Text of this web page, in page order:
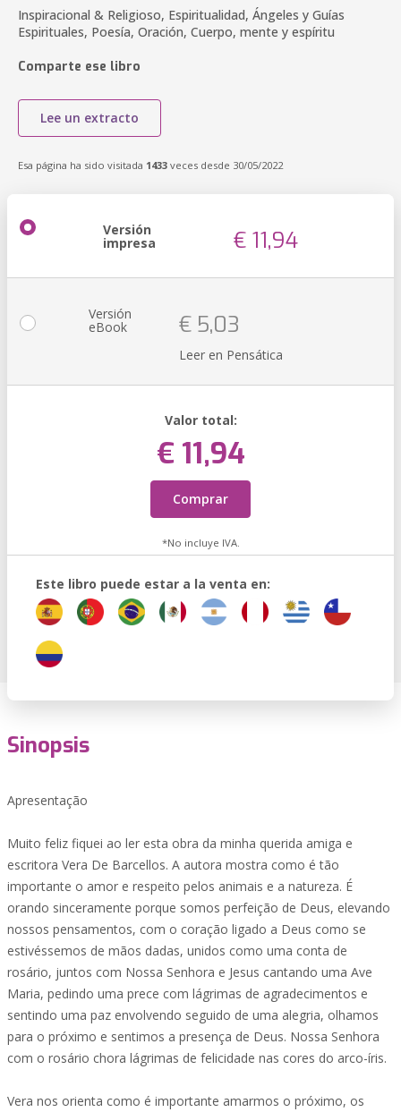
Inspiracional & Religioso, Espiritualidad, Ángeles y Guías
Espirituales, Poesía, Oración, Cuerpo, mente y espíritu
Comparte ese libro
Lee un extracto
Esa página ha sido visitada 1433 veces desde 30/05/2022
Versión
impresa € 11,94
Versión
eBook € 5,03
Leer en Pensática
Valor total:
€ 11,94
Comprar
*No incluye IVA.
Este libro puede estar a la venta en:
Sinopsis
Apresentação
Muito feliz fiquei ao ler esta obra da minha querida amiga e
escritora Vera De Barcellos. A autora mostra como é tão
importante o amor e respeito pelos animais e a natureza. É
orando sinceramente porque somos perfeição de Deus, elevando
nossos pensamentos, com o coração ligado a Deus como se
estivéssemos de mãos dadas, unidos como uma conta de
rosário, juntos com Nossa Senhora e Jesus cantando uma Ave
Maria, pedindo uma prece com lágrimas de agradecimentos e
sentindo uma paz envolvendo seguido de uma alegria, olhamos
para o próximo e sentimos a presença de Deus. Nossa Senhora
com o rosário chora lágrimas de felicidade nas cores do arco-íris.
Vera nos orienta como é importante amarmos o próximo, os